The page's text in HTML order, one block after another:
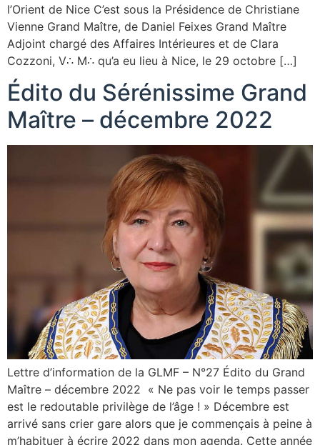
l’Orient de Nice C’est sous la Présidence de Christiane
Vienne Grand Maître, de Daniel Feixes Grand Maître
Adjoint chargé des Affaires Intérieures et de Clara
Cozzoni, V∴ M∴ qu’a eu lieu à Nice, le 29 octobre […]
Édito du Sérénissime Grand
Maître – décembre 2022
Lettre d’information de la GLMF – N°27 Édito du Grand
Maître – décembre 2022 « Ne pas voir le temps passer
est le redoutable privilège de l’âge ! » Décembre est
arrivé sans crier gare alors que je commençais à peine à
m’habituer à écrire 2022 dans mon agenda. Cette année